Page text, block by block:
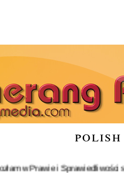
w Prawie i Sprawiedliwości stał